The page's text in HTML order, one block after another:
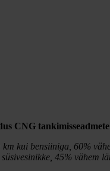
CNG
km kui bensiiniga, 60%
45% vähem